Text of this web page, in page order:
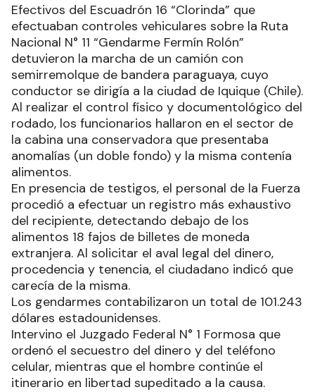
Efectivos del Escuadrón 16 “Clorinda” que
efectuaban controles vehiculares sobre la Ruta
Nacional N° 11 “Gendarme Fermín Rolón”
detuvieron la marcha de un camión con
semirremolque de bandera paraguaya, cuyo
conductor se dirigía a la ciudad de Iquique (Chile).
Al realizar el control físico y documentológico del
rodado, los funcionarios hallaron en el sector de
la cabina una conservadora que presentaba
anomalías (un doble fondo) y la misma contenía
alimentos.
En presencia de testigos, el personal de la Fuerza
procedió a efectuar un registro más exhaustivo
del recipiente, detectando debajo de los
alimentos 18 fajos de billetes de moneda
extranjera. Al solicitar el aval legal del dinero,
procedencia y tenencia, el ciudadano indicó que
carecía de la misma.
Los gendarmes contabilizaron un total de 101.243
dólares estadounidenses.
Intervino el Juzgado Federal N° 1 Formosa que
ordenó el secuestro del dinero y del teléfono
celular, mientras que el hombre continúe el
itinerario en libertad supeditado a la causa.